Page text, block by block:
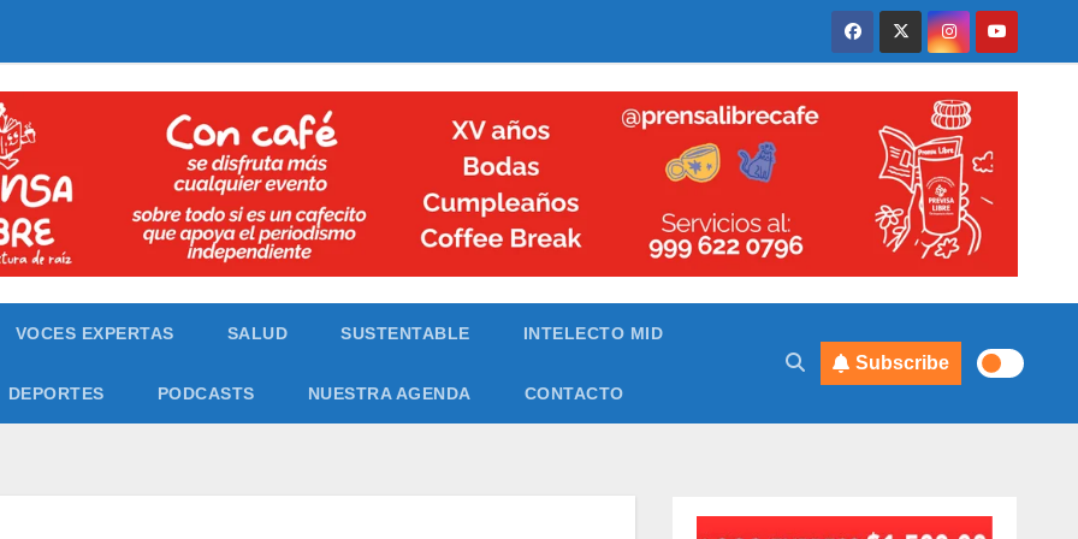
VOCES EXPERTAS SALUD SUSTENTABLE INTELECTO MID
DEPORTES PODCASTS NUESTRA AGENDA CONTACTO
Subscribe